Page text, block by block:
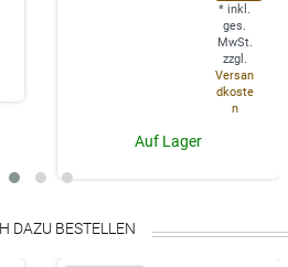
* inkl.
ges.
MwSt.
zzgl.
Versan
dkoste
n
Auf Lager
DAZU BESTELLEN